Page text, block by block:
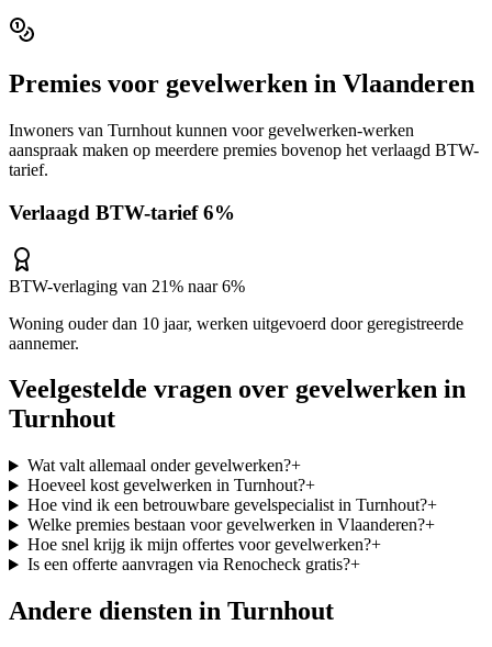
Premies voor gevelwerken in Vlaanderen
Inwoners van Turnhout kunnen voor gevelwerken-werken
aanspraak maken op meerdere premies bovenop het verlaagd BTW-
tarief.
Verlaagd BTW-tarief 6%
BTW-verlaging van 21% naar 6%
Woning ouder dan 10 jaar, werken uitgevoerd door geregistreerde
aannemer.
Veelgestelde vragen over gevelwerken in
Turnhout
Wat valt allemaal onder gevelwerken?+
Hoeveel kost gevelwerken in Turnhout?+
Hoe vind ik een betrouwbare gevelspecialist in Turnhout?+
Welke premies bestaan voor gevelwerken in Vlaanderen?+
Hoe snel krijg ik mijn offertes voor gevelwerken?+
Is een offerte aanvragen via Renocheck gratis?+
Andere diensten in Turnhout